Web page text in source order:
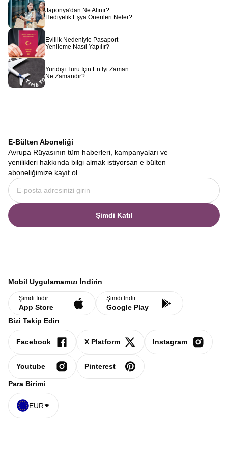
Japonya'dan Ne Alınır?
Hediyelik Eşya Önerileri Neler?
Evlilik Nedeniyle Pasaport
Yenileme Nasıl Yapılır?
Yurtdışı Turu İçin En İyi Zaman
Ne Zamandır?
E-Bülten Aboneliği
Avrupa Rüyasının tüm haberleri, kampanyaları ve
yenilikleri hakkında bilgi almak istiyorsan e bülten
aboneliğimize kayıt ol.
Şimdi Katıl
Mobil Uygulamamızı İndirin
Şimdi İndir
App Store
Şimdi İndir
Google Play
Bizi Takip Edin
Facebook X Platform Instagram
Youtube Pinterest
Para Birimi
EUR